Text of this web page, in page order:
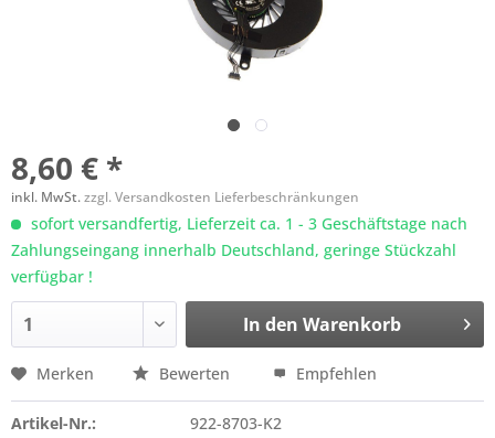
8,60 € *
inkl. MwSt.zzgl. Versandkosten Lieferbeschränkungen
sofort versandfertig, Lieferzeit ca. 1 - 3 Geschäftstage nach
Zahlungseingang innerhalb Deutschland, geringe Stückzahl
verfügbar !
In den Warenkorb
Merken Bewerten Empfehlen
Artikel-Nr.:
922-8703-K2